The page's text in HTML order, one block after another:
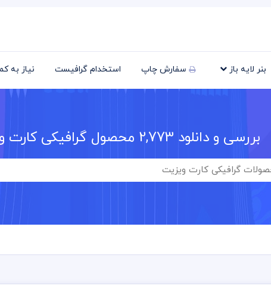
بنر لایه باز سفارش چاپ استخدام گرافیست نیاز به
بررسی و دانلود 2,773 محصول گرافیکی کارت